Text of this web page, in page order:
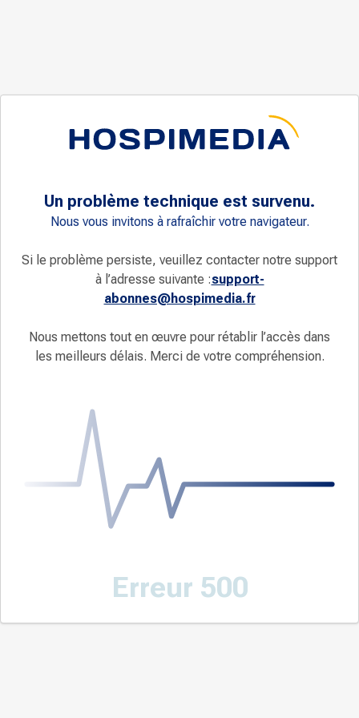
Un problème technique est survenu.
Nous vous invitons à rafraîchir votre navigateur.
Si le problème persiste, veuillez contacter notre support
à l’adresse suivante :support-
abonnes@hospimedia.fr
Nous mettons tout en œuvre pour rétablir l’accès dans
les meilleurs délais. Merci de votre compréhension.
Erreur 500